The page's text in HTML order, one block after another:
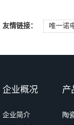
友情链接： 唯一诺
企业概况
企业简介
产
陶